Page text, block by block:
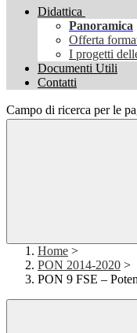
Didattica
Panoramica
Offerta
I progetti
Documenti Utili
Contatti
Campo di ricerca per le
Home >
PON 2014-2020 >
PON 9 FSE –